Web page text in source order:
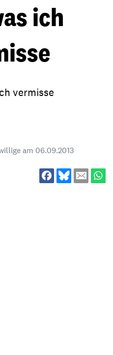
ich
vermisse
am 06.09.2013